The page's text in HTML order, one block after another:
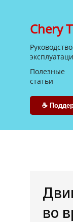
Chery
Руководство
Полезные
статьи
☕
во